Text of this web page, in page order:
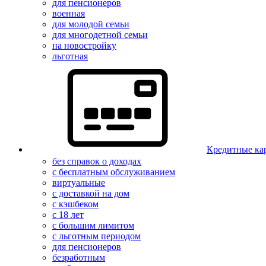
для пенсионеров
военная
для молодой семьи
для многодетной семьи
на новостройку
льготная
Кредитные
без справок о доходах
с бесплатным обслуживанием
виртуальные
с доставкой на дом
с кэшбеком
с 18 лет
с большим лимитом
с льготным периодом
для пенсионеров
безработным